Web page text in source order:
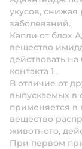
укусов,
заболеваний.
Капли от блох
вещество
действовать
контакта 1 .
В отличие от
выпускаемых в
применяется в
вещество
животного,
При первом